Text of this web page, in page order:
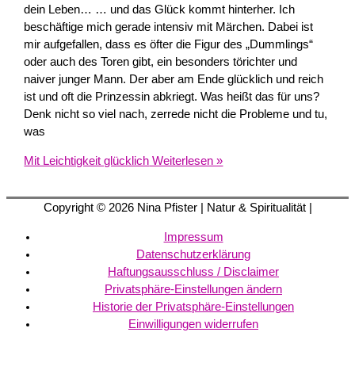
dein Leben… … und das Glück kommt hinterher. Ich
beschäftige mich gerade intensiv mit Märchen. Dabei ist
mir aufgefallen, dass es öfter die Figur des „Dummlings“
oder auch des Toren gibt, ein besonders törichter und
naiver junger Mann. Der aber am Ende glücklich und reich
ist und oft die Prinzessin abkriegt. Was heißt das für uns?
Denk nicht so viel nach, zerrede nicht die Probleme und tu,
was
Mit Leichtigkeit glücklich Weiterlesen »
Copyright © 2026 Nina Pfister| Natur & Spiritualität |
Impressum
Datenschutzerklärung
Haftungsausschluss / Disclaimer
Privatsphäre-Einstellungen ändern
Historie der Privatsphäre-Einstellungen
Einwilligungen widerrufen